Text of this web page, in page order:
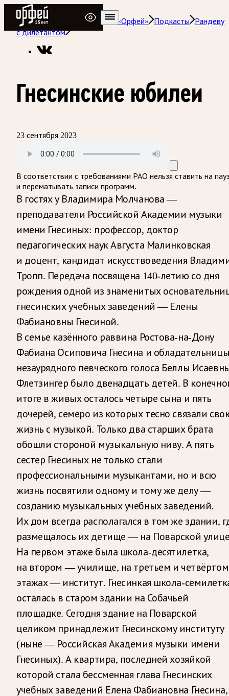
Радио Орфей
Радио классической музыки «Орфей»
Подкасты
Рандеву
с дилетантом
Гнесинские юбилеи
23 сентября 2023
В соответствии с требованиями РАО нельзя ставить на
и перематывать записи программ.
В гостях у Владимира Молчанова —
преподаватели Российской Академии музыки
имени Гнесиных: профессор, доктор
педагогических наук Августа Малинковская
и доцент, кандидат искусствоведения
Тропп. Передача посвящена 140-летию со дня
рождения одной из знаменитых
гнесинских учебных заведений — Елены
Фабиановны Гнесиной.
В семье казённого раввина Ростова-на-Дону
Фабиана Осиповича Гнесина и
незаурядного певческого голоса Беллы
Флетзингер было двенадцать детей. В
итоге в живых осталось четыре сына и пять
дочерей, семеро из которых тесно связали
жизнь с музыкой. Только два старших брата
обошли стороной музыкальную ниву. А пять
сестер Гнесиных не только стали
профессиональными музыкантами, но и всю
жизнь посвятили одному и тому же делу —
созданию музыкальных учебных заведений.
Их дом всегда располагался в том же здании,
размещалось их детище — на Поварской
На первом этаже была школа-десятилетка,
на втором — училище, на третьем и четвёртом
этажах — институт. Гнесинкая школа-
осталась в старом здании на Собачьей
площадке. Сегодня здание на Поварской
целиком принадлежит Гнесинскому институту
(ныне — Российская Академия музыки имени
Гнесиных). А квартира, последней хозяйкой
которой стала бессменная глава Гнесинских
учебных заведений Елена Фабиановна Гнесина,